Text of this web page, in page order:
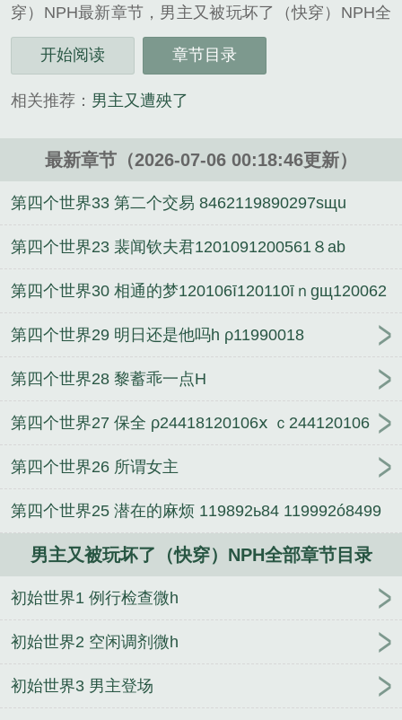
穿）NPH最新章节，男主又被玩坏了（快穿）NPH全
文阅读，男主又被玩坏了（快穿）NPH无弹窗广告，
宸愉，其他类型...
其他小说类小说。
开始阅读 章节目录
相关推荐： 男主又遭殃了
最新章节（2026-07-06 00:18:46更新）
第四个世界33 第二个交易 8462119890297sщu
120044245м
第四个世界23 裴闻钦夫君1201091200561８ab
c120056120002
第四个世界30 相通的梦120106ī120110īｎgщ120062
269120108120106
第四个世界29 明日还是他吗h ρ11990018
第四个世界28 黎蓄乖一点H
第四个世界27 保全 ρ24418120106ⅹ ｃ244120106
第四个世界26 所谓女主
第四个世界25 潜在的麻烦 119892ь84 119992ó8499
男主又被玩坏了（快穿）NPH全部章节目录
初始世界1 例行检查微h
初始世界2 空闲调剂微h
初始世界3 男主登场